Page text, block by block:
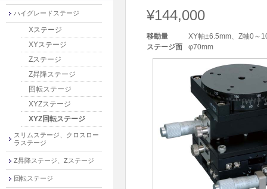
¥144,000
移動量
XY軸±6.5mm、Z軸0～
ステージ面
φ70mm
ハイグレードステージ
Xステージ
XYステージ
Zステージ
Z昇降ステージ
回転ステージ
XYZステージ
XYZ回転ステージ
スリムステージ、クロスロー
ラステージ
Z昇降ステージ、Zステージ
回転ステージ